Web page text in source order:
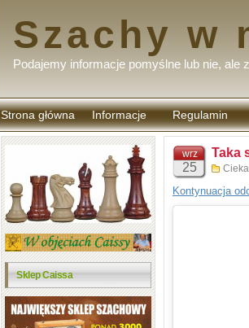
Szachy w
Podajemy informacje pomyślne lub nie, ale
Strona główna Informacje Regulamin
komentarzy
Sklep Caissa
wrz
25
Taka
Kontynuacja